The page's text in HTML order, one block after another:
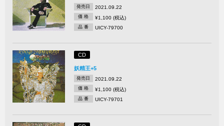
発売日 2021.09.22
価 格 ¥1,100 (税込)
品 番 UICY-79700
CD
妖精王+5
発売日 2021.09.22
価 格 ¥1,100 (税込)
品 番 UICY-79701